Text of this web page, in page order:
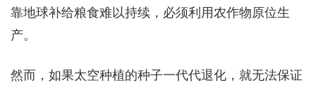
靠地球补给粮食难以持续，必须利用农作物原位生
产。
然而，如果太空种植的种子一代代退化，就无法保证